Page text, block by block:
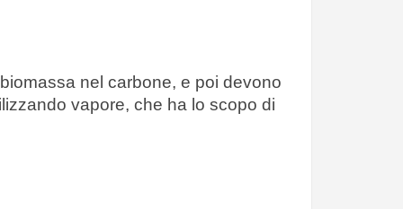
nel carbone, e poi devono
vapore, che ha lo scopo di